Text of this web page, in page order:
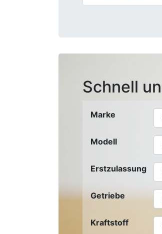
Schnell
Marke
Modell
Erstzulassung
Getriebe
Kraftstoff